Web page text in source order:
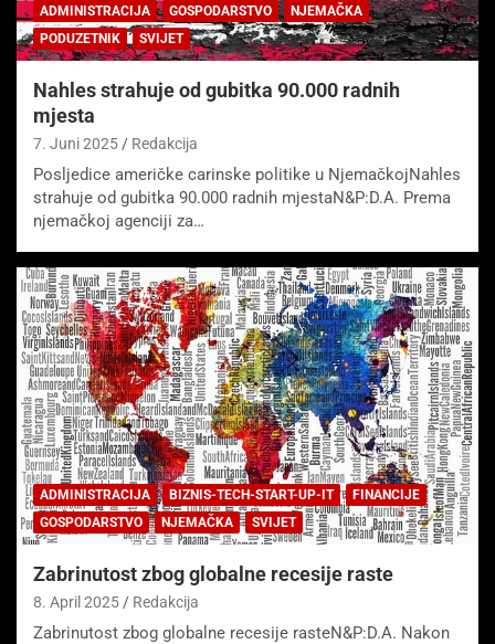
ADMINISTRACIJA GOSPODARSTVO
NJEMAČKA
PODUZETNIK
SVIJET
Nahles strahuje od gubitka 90.000 radnih
mjesta
7. Juni 2025 Redakcija
Posljedice američke carinske politike u NjemačkojNahles
strahuje od gubitka 90.000 radnih mjestaN&P:D.A. Prema
njemačkoj agenciji za…
ADMINISTRACIJA BIZNIS-TECH-START-UP-IT
FINANCIJE
GOSPODARSTVO
NJEMAČKA SVIJET
Zabrinutost zbog globalne recesije raste
8. April 2025 Redakcija
Zabrinutost zbog globalne recesije rasteN&P:D.A. Nakon